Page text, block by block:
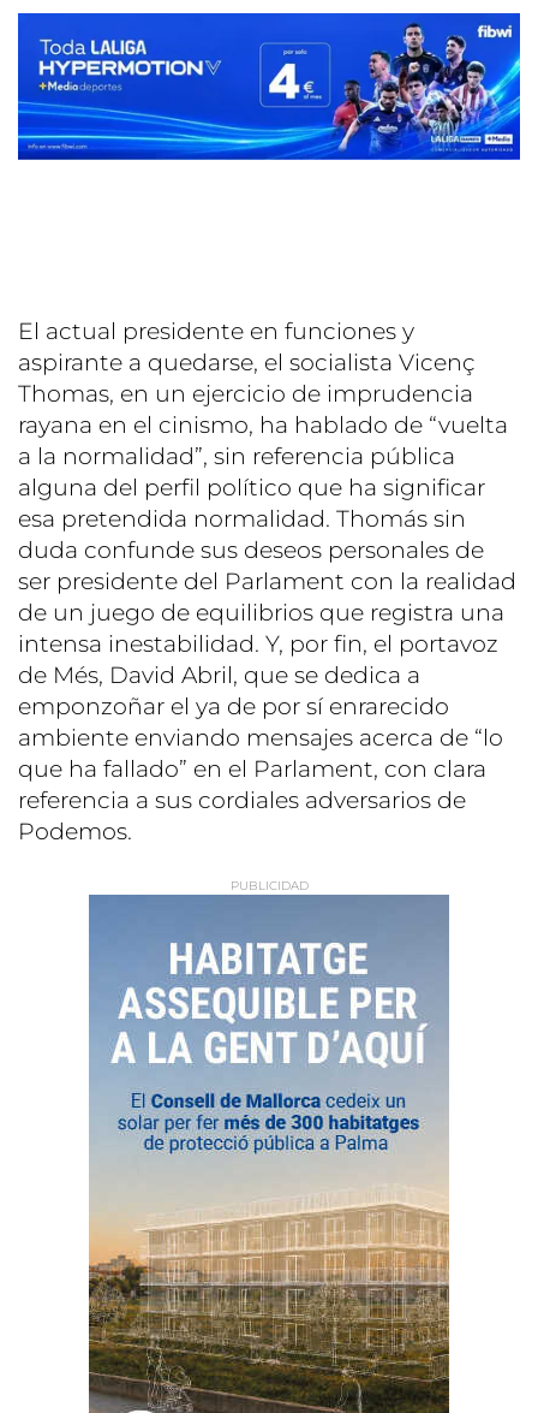
El actual presidente en funciones y
aspirante a quedarse, el socialista Vicenç
Thomas, en un ejercicio de imprudencia
rayana en el cinismo, ha hablado de “vuelta
a la normalidad”, sin referencia pública
alguna del perfil político que ha significar
esa pretendida normalidad. Thomás sin
duda confunde sus deseos personales de
ser presidente del Parlament con la realidad
de un juego de equilibrios que registra una
intensa inestabilidad. Y, por fin, el portavoz
de Més, David Abril, que se dedica a
emponzoñar el ya de por sí enrarecido
ambiente enviando mensajes acerca de “lo
que ha fallado” en el Parlament, con clara
referencia a sus cordiales adversarios de
Podemos.